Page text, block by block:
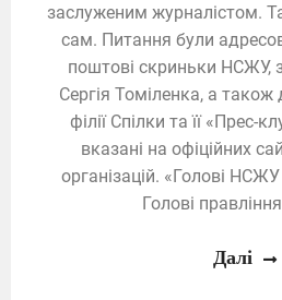
заслуженим журналістом.
сам. Питання були
поштові скриньки НСЖУ,
Сергія Томіленка, а також
філії Спілки та її «Прес-
вказані на офіційних
організацій. «Голові
Голові
Далі